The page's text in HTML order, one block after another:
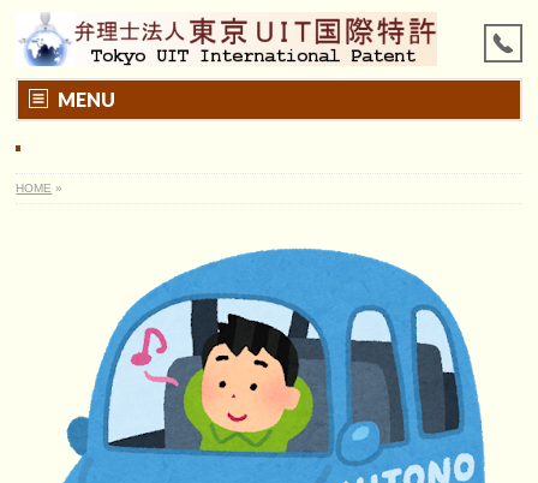
MENU
HOME »